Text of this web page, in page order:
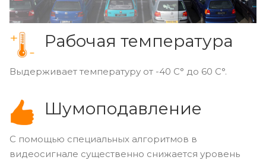
Рабочая температура
Выдерживает температуру от -40 C° до 60 C°.
Шумоподавление
С помощью специальных алгоритмов в
видеосигнале существенно снижается уровень